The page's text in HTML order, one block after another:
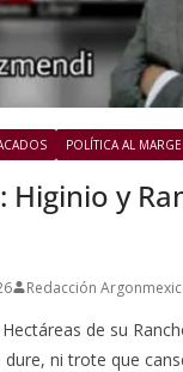
POLÍTICA AL
Higinio y
Redacción
de su
dure, ni trote que